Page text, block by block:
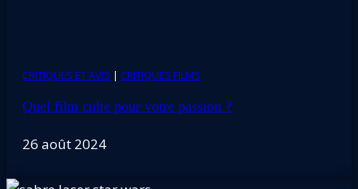
CRITIQUES ET AVIS | CRITIQUES FILMS
Quel film culte pour votre passion ?
26 août 2024